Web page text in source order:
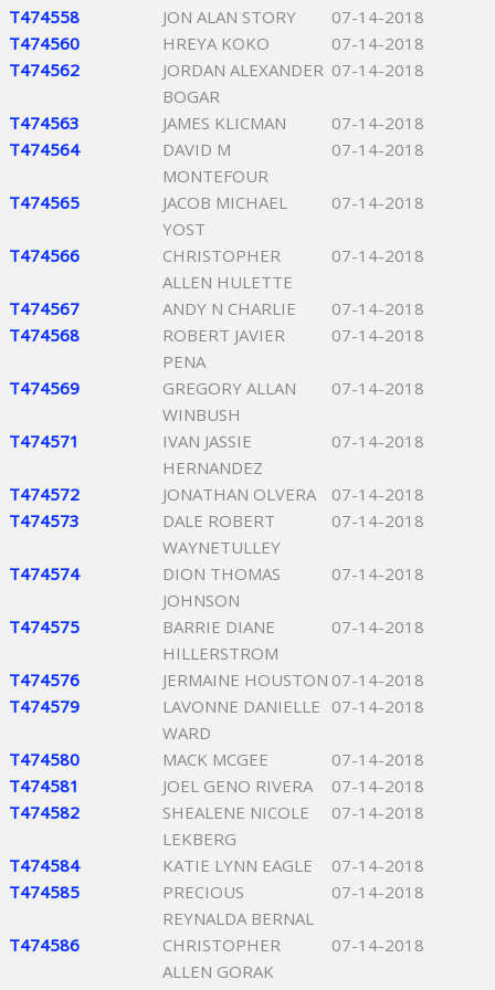
T474558
JON ALAN STORY
07-14-2018
T474560
HREYA KOKO
07-14-2018
T474562
JORDAN ALEXANDER
BOGAR
07-14-2018
T474563 JAMES KLICMAN
07-14-2018
T474564
DAVID M
MONTEFOUR
07-14-2018
T474565
JACOB MICHAEL
YOST
07-14-2018
T474566
CHRISTOPHER
ALLEN HULETTE
07-14-2018
T474567 ANDY N CHARLIE
07-14-2018
T474568
ROBERT JAVIER
PENA
07-14-2018
T474569
GREGORY ALLAN
WINBUSH
07-14-2018
T474571
IVAN JASSIE
HERNANDEZ
07-14-2018
T474572 JONATHAN OLVERA
07-14-2018
T474573
DALE ROBERT
WAYNETULLEY
07-14-2018
T474574
DION THOMAS
JOHNSON
07-14-2018
T474575
BARRIE DIANE
HILLERSTROM
07-14-2018
T474576 JERMAINE HOUSTON 07-14-2018
T474579
LAVONNE DANIELLE
WARD
07-14-2018
T474580 MACK MCGEE
07-14-2018
T474581
JOEL GENO RIVERA
07-14-2018
T474582
SHEALENE NICOLE
LEKBERG
07-14-2018
T474584 KATIE LYNN EAGLE
07-14-2018
T474585
PRECIOUS
REYNALDA BERNAL
07-14-2018
T474586
CHRISTOPHER
ALLEN GORAK
07-14-2018